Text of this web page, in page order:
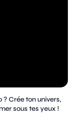
? Crée ton univers,
sous tes yeux !